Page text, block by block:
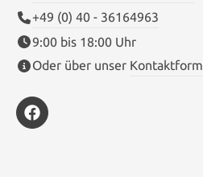
+49 (0) 40 - 36164963
9:00 bis 18:00 Uhr
Oder über unser